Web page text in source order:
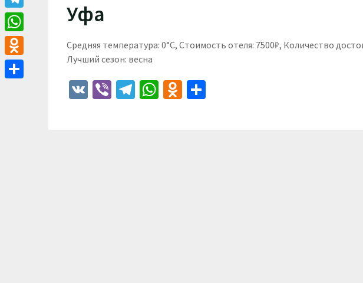
Уфа
Средняя температура: 0°C, Стоимость отеля: 7500₽, Количество
Лучший сезон: весна
VK ViberTelegram
WhatsApp
Odnoklassniki
Telegram
WhatsApp
Odnoklassniki